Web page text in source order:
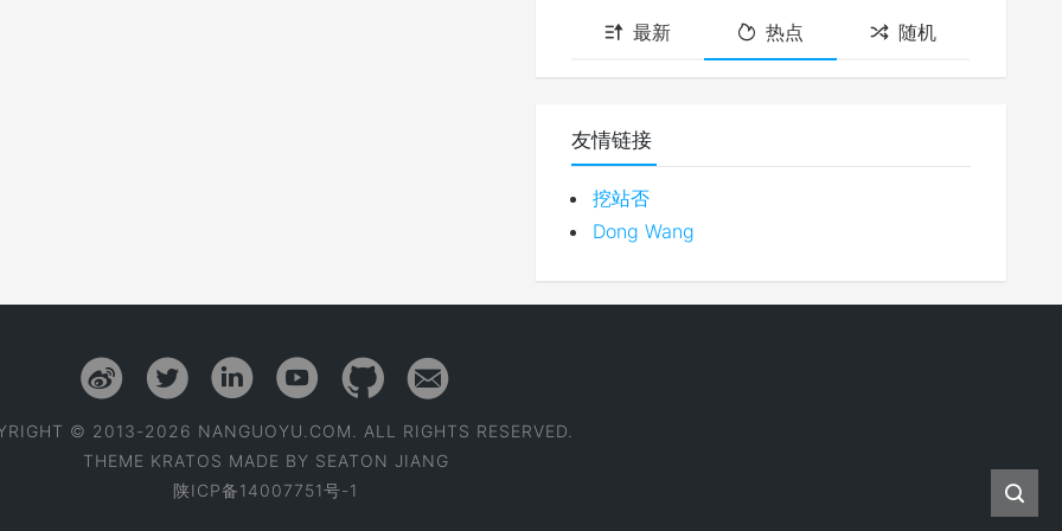
最新 热点 随机
友情链接
挖站否
Dong Wang
© 2013-2026 NANGUOYU.COM. ALL RIGHTS RESERVED.
THEME KRATOS MADE BY SEATON JIANG
陕ICP备14007751号-1